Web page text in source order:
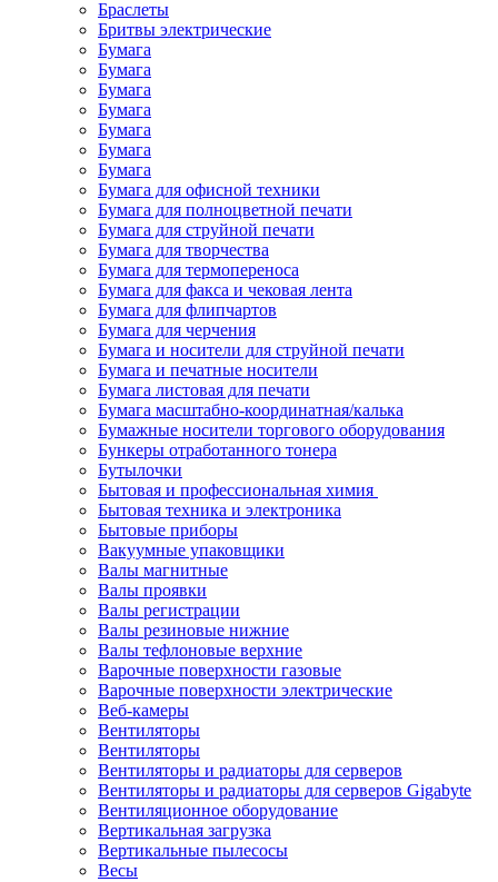
Браслеты
Бритвы электрические
Бумага
Бумага
Бумага
Бумага
Бумага
Бумага
Бумага
Бумага для офисной техники
Бумага для полноцветной печати
Бумага для струйной печати
Бумага для творчества
Бумага для термопереноса
Бумага для факса и чековая лента
Бумага для флипчартов
Бумага для черчения
Бумага и носители для струйной печати
Бумага и печатные носители
Бумага листовая для печати
Бумага масштабно-координатная/калька
Бумажные носители торгового оборудования
Бункеры отработанного тонера
Бутылочки
Бытовая и профессиональная химия
Бытовая техника и электроника
Бытовые приборы
Вакуумные упаковщики
Валы магнитные
Валы проявки
Валы регистрации
Валы резиновые нижние
Валы тефлоновые верхние
Варочные поверхности газовые
Варочные поверхности электрические
Веб-камеры
Вентиляторы
Вентиляторы
Вентиляторы и радиаторы для серверов
Вентиляторы и радиаторы для серверов Gigabyte
Вентиляционное оборудование
Вертикальная загрузка
Вертикальные пылесосы
Весы